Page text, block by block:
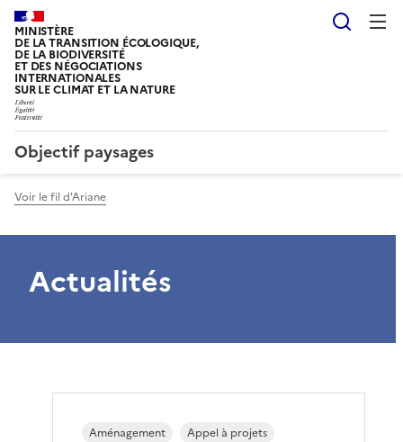
MINISTÈRE
DE LA TRANSITION ÉCOLOGIQUE,
DE LA BIODIVERSITÉ
ET DES NÉGOCIATIONS
INTERNATIONALES
SUR LE CLIMAT ET LA NATURE
Objectif paysages
Voir le fil d'Ariane
Actualités
Aménagement
Appel à projets